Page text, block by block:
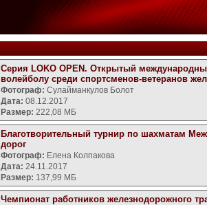
Серия LOKO OPEN. Открытый
волейболу среди спортсменов-ветеранов
Фотограф: Сулайманкулов Болот
Дата: 08.12.2017
Размер: 222,08 МБ
Благотворительный турнир по шахматам
дорог
Фотограф: Елена Колпакова
Дата: 24.11.2017
Размер: 137,99 МБ
Чемпионат работников железнодорожного